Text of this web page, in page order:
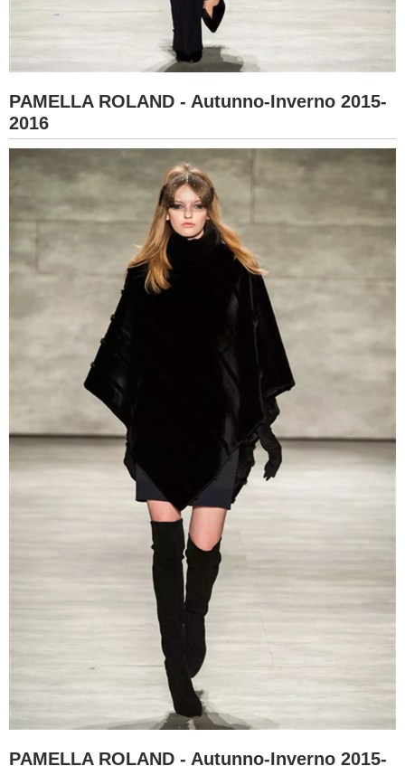
PAMELLA ROLAND - Autunno-Inverno 2015-
2016
PAMELLA ROLAND - Autunno-Inverno 2015-